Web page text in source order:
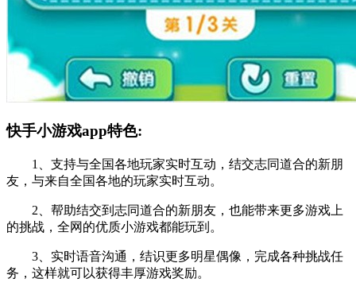
快手小游戏app特色:
1、支持与全国各地玩家实时互动，结交志同道合的新朋
友，与来自全国各地的玩家实时互动。
2、帮助结交到志同道合的新朋友，也能带来更多游戏上
的挑战，全网的优质小游戏都能玩到。
3、实时语音沟通，结识更多明星偶像，完成各种挑战任
务，这样就可以获得丰厚游戏奖励。